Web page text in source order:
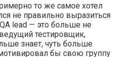
то же самое хотел
не правильно выразиться
lead — это больше не
тестировщик,
знает, чуть больше
бы свою группу